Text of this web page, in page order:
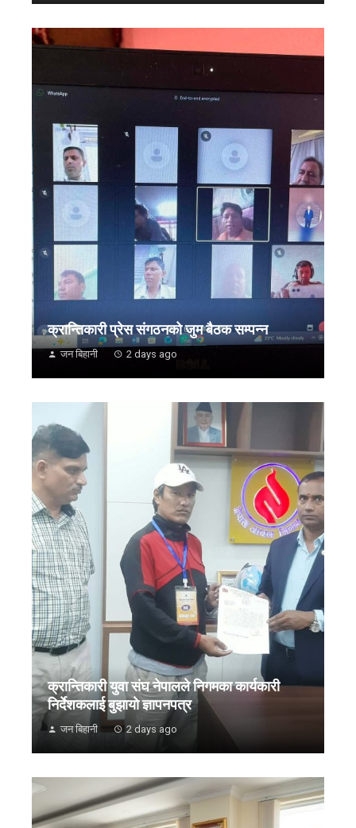
क्रान्तिकारी प्रेस संगठनको जुम बैठक सम्पन्न
जन बिहानी 2 days ago
क्रान्तिकारी युवा संघ नेपालले निगमका कार्यकारी
निर्देशकलाई बुझायाे ज्ञापनपत्र
जन बिहानी 2 days ago